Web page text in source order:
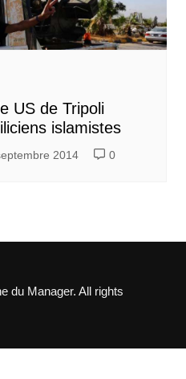
US de Tripoli
islamistes
2014 0
du Manager. All rights